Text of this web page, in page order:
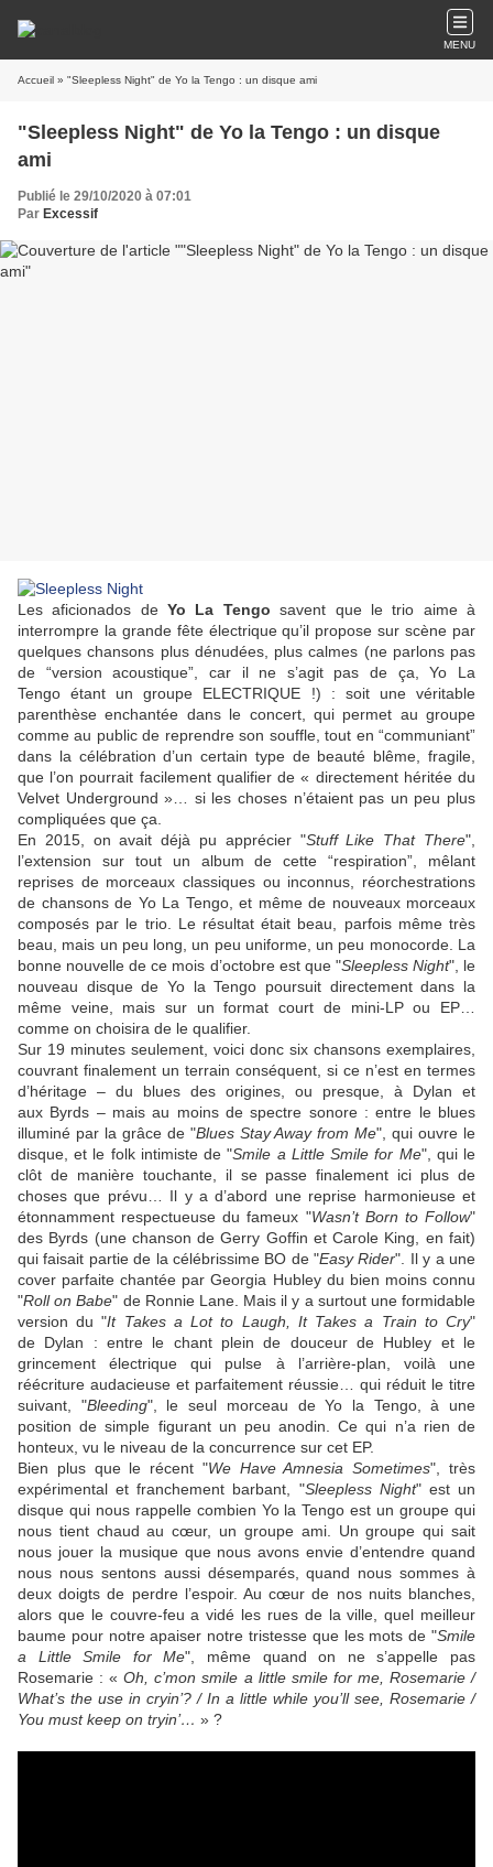
MENU
Accueil » "Sleepless Night" de Yo la Tengo : un disque ami
"Sleepless Night" de Yo la Tengo : un disque
ami
Publié le 29/10/2020 à 07:01
Par Excessif
Les aficionados deYo La Tengo savent que le trio aime à
interrompre la grande fête électrique qu’il propose sur scène par
quelques chansons plus dénudées, plus calmes (ne parlons pas
de “version acoustique”, car il ne s’agit pas de ça,Yo La
Tengo étant un groupe ELECTRIQUE !) : soit une véritable
parenthèse enchantée dans le concert, qui permet au groupe
comme au public de reprendre son souffle, tout en “communiant”
dans la célébration d’un certain type de beauté blême, fragile,
que l’on pourrait facilement qualifier de « directement héritée du
Velvet Underground »… si les choses n’étaient pas un peu plus
compliquées que ça.
En 2015, on avait déjà pu apprécier "Stuff Like That There",
l’extension sur tout un album de cette “respiration”, mêlant
reprises de morceaux classiques ou inconnus, réorchestrations
de chansons de Yo La Tengo, et même de nouveaux morceaux
composés par le trio. Le résultat était beau, parfois même très
beau, mais un peu long, un peu uniforme, un peu monocorde. La
bonne nouvelle de ce mois d’octobre est que "Sleepless Night", le
nouveau disque de Yo la Tengo poursuit directement dans la
même veine, mais sur un format court de mini-LP ou EP…
comme on choisira de le qualifier.
Sur 19 minutes seulement, voici donc six chansons exemplaires,
couvrant finalement un terrain conséquent, si ce n’est en termes
d’héritage – du blues des origines, ou presque, à Dylan et
aux Byrds – mais au moins de spectre sonore : entre le blues
illuminé par la grâce de "Blues Stay Away from Me", qui ouvre le
disque, et le folk intimiste de "Smile a Little Smile for Me", qui le
clôt de manière touchante, il se passe finalement ici plus de
choses que prévu… Il y a d’abord une reprise harmonieuse et
étonnamment respectueuse du fameux "Wasn’t Born to Follow"
des Byrds (une chanson deGerry Goffin etCarole King , en fait)
qui faisait partie de la célébrissime BO de "Easy Rider". Il y a une
cover parfaite chantée parGeorgia Hubleydu bien moins connu
"Roll on Babe" de Ronnie Lane. Mais il y a surtout une formidable
version du "It Takes a Lot to Laugh, It Takes a Train to Cry"
de Dylan : entre le chant plein de douceur de Hubley et le
grincement électrique qui pulse à l’arrière-plan, voilà une
réécriture audacieuse et parfaitement réussie… qui réduit le titre
suivant, "Bleeding", le seul morceau deYo la Tengo, à une
position de simple figurant un peu anodin. Ce qui n’a rien de
honteux, vu le niveau de la concurrence sur cet EP.
Bien plus que le récent "We Have Amnesia Sometimes", très
expérimental et franchement barbant, "Sleepless Night" est un
disque qui nous rappelle combien Yo la Tengo est un groupe qui
nous tient chaud au cœur, un groupe ami. Un groupe qui sait
nous jouer la musique que nous avons envie d’entendre quand
nous nous sentons aussi désemparés, quand nous sommes à
deux doigts de perdre l’espoir. Au cœur de nos nuits blanches,
alors que le couvre-feu a vidé les rues de la ville, quel meilleur
baume pour notre apaiser notre tristesse que les mots de "Smile
a Little Smile for Me", même quand on ne s’appelle pas
Rosemarie : «Oh, c’mon smile a little smile for me, Rosemarie /
What’s the use in cryin’? / In a little while you’ll see, Rosemarie /
You must keep on tryin’… » ?